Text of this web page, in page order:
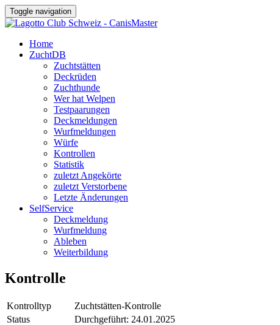
Toggle navigation
Home
ZuchtDB
Zuchtstätten
Deckrüden
Zuchthunde
Wer hat Welpen
Testpaarungen
Deckmeldungen
Wurfmeldungen
Würfe
Kontrollen
Statistik
zuletzt Angekörte
zuletzt Verstorbene
Letzte Änderungen
SelfService
Deckmeldung
Wurfmeldung
Ableben
Weiterbildung
Kontrolle
Kontrolltyp
Zuchtstätten-Kontrolle
Status
Durchgeführt: 24.01.2025